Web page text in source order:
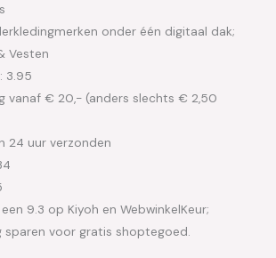
onder één digitaal dak;
Vesten
3.95
vanaf € 20,- (anders slechts € 2,50
24 uur verzonden
9.3 op Kiyoh en WebwinkelKeur;
sparen voor gratis shoptegoed.